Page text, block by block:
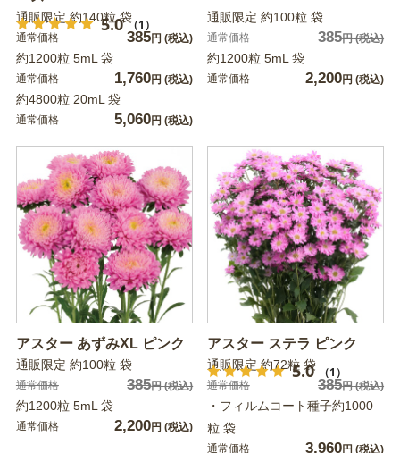
5.0 （1）
通販限定 約140粒 袋
通常価格 385円 (税込)
約1200粒 5mL 袋
通常価格 1,760円 (税込)
約4800粒 20mL 袋
通常価格 5,060円 (税込)
通販限定 約100粒 袋
通常価格 385円(税込)
約1200粒 5mL 袋
通常価格 2,200円 (税込)
アスター あずみXL ピンク
通販限定 約100粒 袋
通常価格 385円(税込)
約1200粒 5mL 袋
通常価格 2,200円 (税込)
アスター ステラ ピンク
5.0 （1）
通販限定 約72粒 袋
通常価格 385円(税込)
・フィルムコート種子約1000
粒 袋
通常価格 3,960円 (税込)